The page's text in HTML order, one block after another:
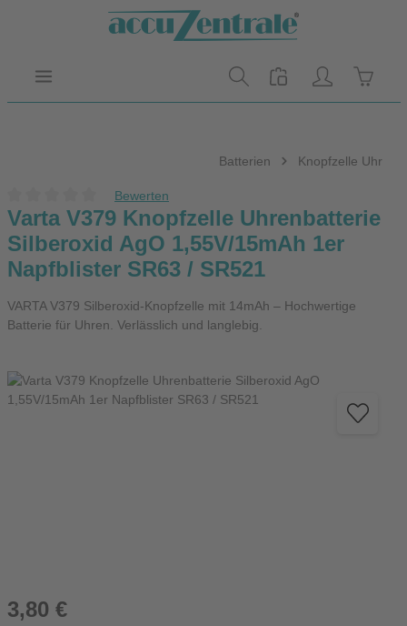
Zum Hauptinhalt springen
Batterien Knopfzelle Uhr
Durchschnittliche Bewertung von 0 von 5 Sternen
Bewerten
Varta V379 Knopfzelle Uhrenbatterie
Silberoxid AgO 1,55V/15mAh 1er
Napfblister SR63 / SR521
VARTA V379 Silberoxid-Knopfzelle mit 14mAh – Hochwertige
Batterie für Uhren. Verlässlich und langlebig.
Bildergalerie überspringen
Regulärer Preis:
3,80 €